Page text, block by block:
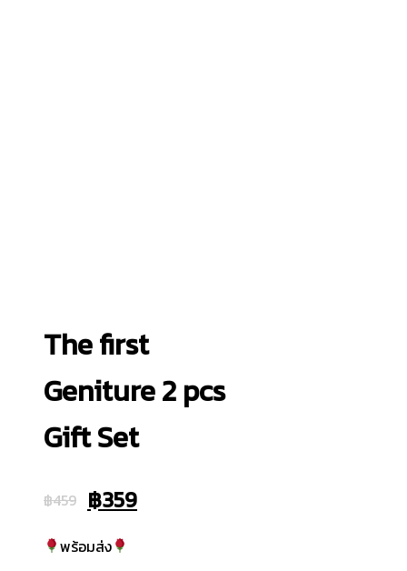
The first
Geniture 2 pcs
Gift Set
฿459 Original
price
฿359Current
พร้อมส่ง